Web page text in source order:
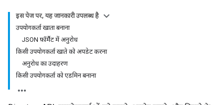
इस पेज पर, यह जानकारी उपलब्ध है
उपयोगकर्ता खाता बनाना
JSON फ़ॉर्मैट में अनुरोध
किसी उपयोगकर्ता खाते को अपडेट करना
अनुरोध का उदाहरण
किसी उपयोगकर्ता को एडमिन बनाना